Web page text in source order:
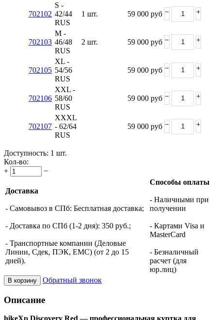
702102
S -
42/44
RUS
1 шт. 59 000 руб − +
702103
M -
46/48
RUS
2 шт. 59 000 руб − +
702105
XL -
54/56
RUS
59 000 руб − +
702106
XXL -
58/60
RUS
59 000 руб − +
702107
XXXL
- 62/64
RUS
59 000 руб − +
Доступность: 1 шт.
Кол-во:
+
−
Доставка
- Самовывоз в СПб: Бесплатная доставка;
- Доставка по СПб (1-2 дня): 350 руб.;
- Транспортные компании (Деловые
Линии, Сдек, ПЭК, ЕМС) (от 2 до 15
дней).
Способы оплаты
- Наличными при
получении
- Картами Visa и
MasterCard
- Безналичный
расчет (для
юр.лиц)
В корзину Обратный звонок
Описание